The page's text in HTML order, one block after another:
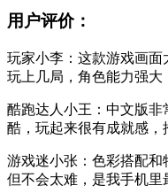
用户评价：
玩家小李：这款游戏画
玩上几局，角色能力强大
酷跑达人小王：中文版
酷，玩起来很有成就感，
游戏迷小张：色彩搭配
但不会太难，是我手机里